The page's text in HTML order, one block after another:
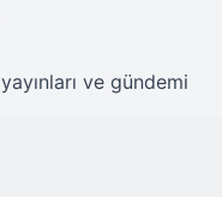
ve gündemi